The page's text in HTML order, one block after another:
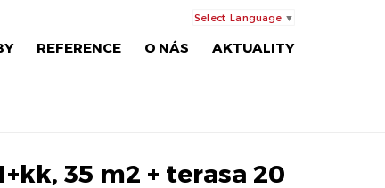
REFERENCE O NÁS AKTUALITY
Select Language ▼
35 m2 + terasa 20